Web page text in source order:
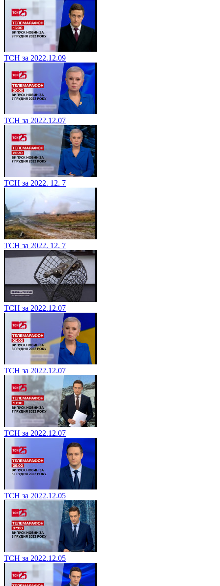
ТСН за 2022.12.09
ТСН за 2022.12.07
ТСН за 2022. 12. 7
ТСН за 2022. 12. 7
ТСН за 2022.12.07
ТСН за 2022.12.07
ТСН за 2022.12.07
ТСН за 2022.12.05
ТСН за 2022.12.05